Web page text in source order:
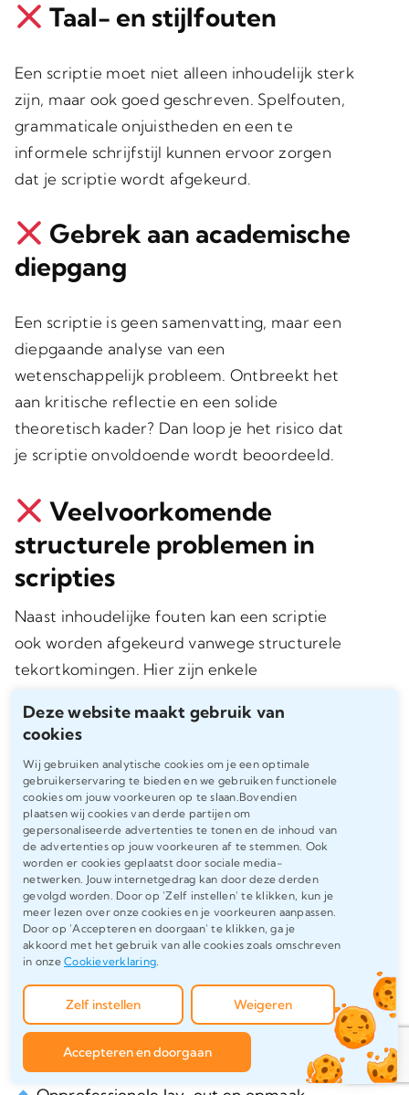
Deze website maakt gebruik van
cookies
Wij gebruiken analytische cookies om je een optimale
gebruikerservaring te bieden en we gebruiken functionele
cookies om jouw voorkeuren op te slaan.Bovendien
plaatsen wij cookies van derde partijen om
gepersonaliseerde advertenties te tonen en de inhoud van
de advertenties op jouw voorkeuren af te stemmen. Ook
worden er cookies geplaatst door sociale media-
netwerken. Jouw internetgedrag kan door deze derden
gevolgd worden. Door op 'Zelf instellen' te klikken, kun je
meer lezen over onze cookies en je voorkeuren aanpassen.
Door op 'Accepteren en doorgaan' te klikken, ga je
akkoord met het gebruik van alle cookies zoals omschreven
in onzeCookieverklaring.
Zelf instellen Weigeren
Accepteren en doorgaan
Taal- en stijlfouten
Een scriptie moet niet alleen inhoudelijk sterk
zijn, maar ook goed geschreven. Spelfouten,
grammaticale onjuistheden en een te
informele schrijfstijl kunnen ervoor zorgen
dat je scriptie wordt afgekeurd.
Gebrek aan academische
diepgang
Een scriptie is geen samenvatting, maar een
diepgaande analyse van een
wetenschappelijk probleem. Ontbreekt het
aan kritische reflectie en een solide
theoretisch kader? Dan loop je het risico dat
je scriptie onvoldoende wordt beoordeeld.
Veelvoorkomende
structurele problemen in
scripties
Naast inhoudelijke fouten kan een scriptie
ook worden afgekeurd vanwege structurele
tekortkomingen. Hier zijn enkele
Slechte structuur en onlogische opbouw
Als de hoofdstukken niet logisch op elkaar
aansluiten, kan de lezer moeite hebben om je
redenering te volgen. Zorg voor een
duidelijke indeling en heldere overgangen
tussen paragrafen.
Onjuiste relatie tussen theorie en
praktijkonderzoek
Als het theoretisch kader niet aansluit bij je
praktijkonderzoek, mist je scriptie
samenhang. Dit kan de geloofwaardigheid van
je onderzoek ondermijnen.